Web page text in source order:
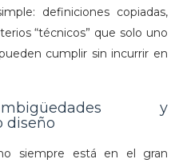
definiciones copiadas,
“técnicos” que solo uno
cumplir sin incurrir en
y
diseño
siempre está en el gran